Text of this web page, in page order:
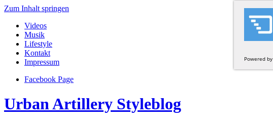
Zum Inhalt springen
Videos
Musik
Lifestyle
Kontakt
Impressum
Facebook Page
Urban Artillery Styleblog
Powered by